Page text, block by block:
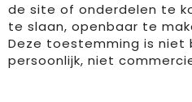
Polo's
Reflecterende polo's
Regenkleding
Schoenen
Koeltassen en
Koffers en Trolleys
Promo rugzakjes
Bandana's
de site of onderdelen te
te slaan, openbaar te
Deze toestemming is niet
persoonlijk, niet